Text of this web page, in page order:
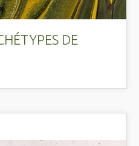
DE